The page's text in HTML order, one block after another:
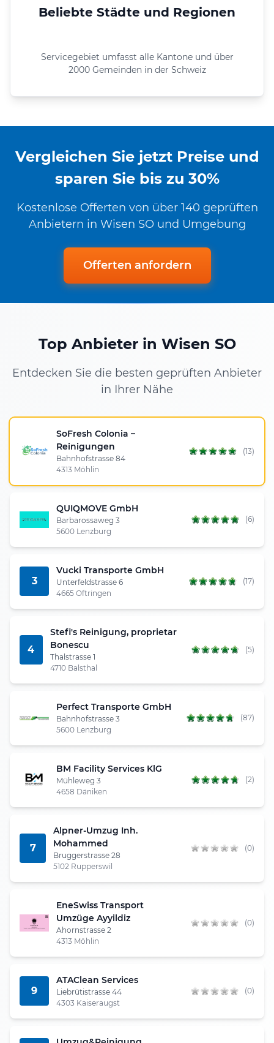
Beliebte Städte und Regionen
Servicegebiet umfasst alle Kantone und über
2000 Gemeinden in der Schweiz
Vergleichen Sie jetzt Preise und
sparen Sie bis zu 30%
Kostenlose Offerten von über 140 geprüften
Anbietern in Wisen SO und Umgebung
Offerten anfordern
Top Anbieter in Wisen SO
Entdecken Sie die besten geprüften Anbieter
in Ihrer Nähe
SoFresh Colonia –
Reinigungen
Bahnhofstrasse 84
4313 Möhlin
(13)
QUIQMOVE GmbH
Barbarossaweg 3
5600 Lenzburg
(6)
3
Vucki Transporte GmbH
Unterfeldstrasse 6
4665 Oftringen
(17)
4
Stefi's Reinigung, proprietar
Bonescu
Thalstrasse 1
4710 Balsthal
(5)
Perfect Transporte GmbH
Bahnhofstrasse 3
5600 Lenzburg
(87)
BM Facility Services KlG
Mühleweg 3
4658 Däniken
(2)
7
Alpner-Umzug Inh.
Mohammed
Bruggerstrasse 28
5102 Rupperswil
(0)
EneSwiss Transport
Umzüge Ayyildiz
Ahornstrasse 2
4313 Möhlin
(0)
9
ATAClean Services
Liebrütistrasse 44
4303 Kaiseraugst
(0)